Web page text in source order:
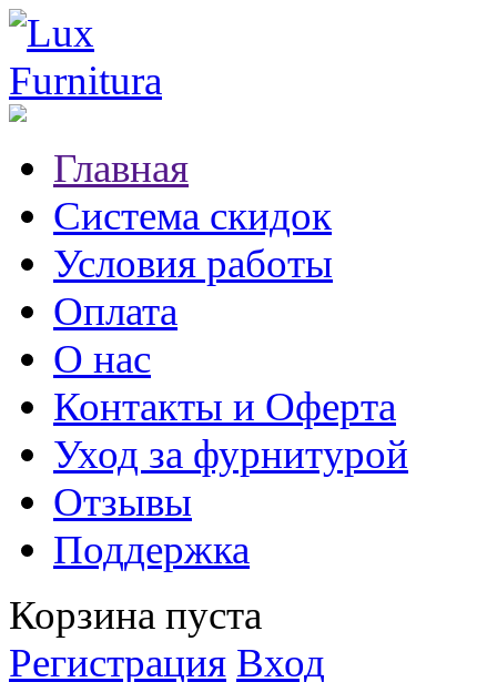
Главная
Система скидок
Условия работы
Оплата
О нас
Контакты и Оферта
Уход за фурнитурой
Отзывы
Поддержка
Корзина пуста
Регистрация Вход